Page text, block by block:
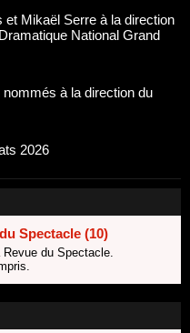
à la direction du
2026
cirque, les lauréats 2026 !
Formes Théâtre 2026
Olivier Saccomano à la
- CDN
Spectacle (10)
du Spectacle.